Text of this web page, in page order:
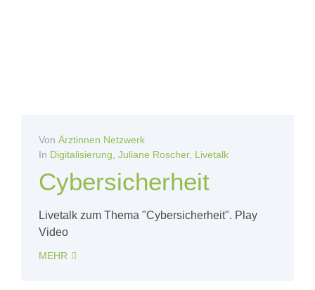
Von Ärztinnen Netzwerk
In Digitalisierung Juliane Roscher, Livetalk
Cybersicherheit
Livetalk zum Thema "Cybersicherheit". Play
Video
MEHR